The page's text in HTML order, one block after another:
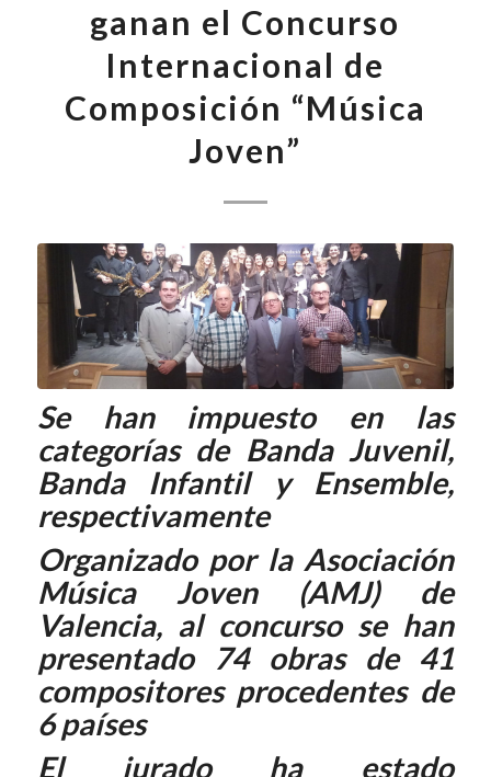
ganan el Concurso
Internacional de
Composición “Música
Joven”
Se han impuesto en las
categorías de Banda Juvenil,
Banda Infantil y Ensemble,
respectivamente
Organizado por la Asociación
Música Joven (AMJ) de
Valencia, al concurso se han
presentado 74 obras de 41
compositores procedentes de
6 países
El jurado ha estado